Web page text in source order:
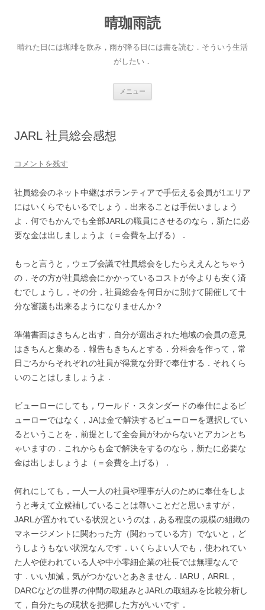
晴珈雨読
晴れた日には珈琲を飲み，雨が降る日には書を読む．そういう生活
がしたい．
メニュー
JARL 社員総会感想
コメントを残す
社員総会のネット中継はボランティアで手伝える会員が1エリア
にはいくらでもいるでしょう．出来ることは手伝いましょう
よ．何でもかんでも全部JARLの職員にさせるのなら，新たに必
要な金は出しましょうよ（＝会費を上げる）．
もっと言うと，ウェブ会議で社員総会をしたらええんとちゃう
の．その方が社員総会にかかっているコストが今よりも安く済
むでしょうし，その分，社員総会を何日かに別けて開催して十
分な審議も出来るようになりませんか？
準備書面はきちんと出す．自分が選出された地域の会員の意見
はきちんと集める．報告もきちんとする．分科会を作って，常
日ごろからそれぞれの社員が得意な分野で奉仕する．それくら
いのことはしましょうよ．
ビューローにしても，ワールド・スタンダードの奉仕によるビ
ューローではなく，JAは金で解決するビューローを選択してい
るということを，前提として全会員がわからないとアカンとち
ゃいますの．これからも金で解決をするのなら，新たに必要な
金は出しましょうよ（＝会費を上げる）．
何れにしても，一人一人の社員や理事が人のために奉仕をしよ
うと考えて立候補していることは尊いことだと思いますが，
JARLが置かれている状況というのは，ある程度の規模の組織の
マネージメントに関わった方（関わっている方）でないと，ど
うしようもない状況なんです．いくらよい人でも，使われてい
た人や使われている人や中小零細企業の社長では無理なんで
す．いい加減，気がつかないとあきません．IARU，ARRL，
DARCなどの世界の仲間の取組みとJARLの取組みを比較分析し
て，自分たちの現状を把握した方がいいです．